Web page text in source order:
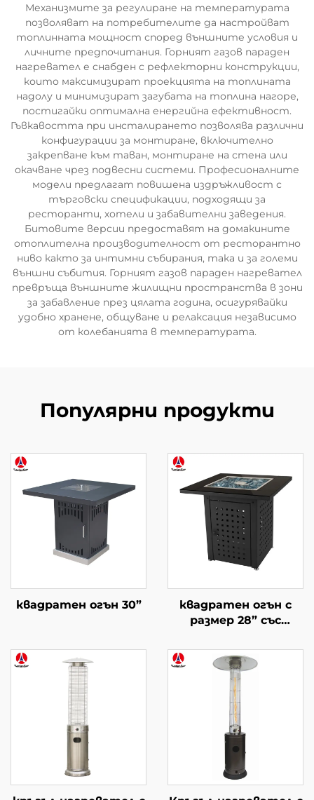
Механизмите за регулиране на температурата
позволяват на потребителите да настройват
топлинната мощност според външните условия и
личните предпочитания. Горният газов параден
нагревател е снабден с рефлекторни конструкции,
които максимизират проекцията на топлината
надолу и минимизират загубата на топлина нагоре,
постигайки оптимална енергийна ефективност.
Гъвкавостта при инсталирането позволява различни
конфигурации за монтиране, включително
закрепване към таван, монтиране на стена или
окачване чрез подвесни системи. Професионалните
модели предлагат повишена издръжливост с
търговски спецификации, подходящи за
ресторанти, хотели и забавителни заведения.
Битовите версии предоставят на домакините
отоплителна производителност от ресторантно
ниво както за интимни събирания, така и за големи
външни събития. Горният газов параден нагревател
превръща външните жилищни пространства в зони
за забавление през цялата година, осигурявайки
удобно хранене, общуване и релаксация независимо
от колебанията в температурата.
Популярни продукти
квадратен огън 30”
квадратен огън с
размер 28” със